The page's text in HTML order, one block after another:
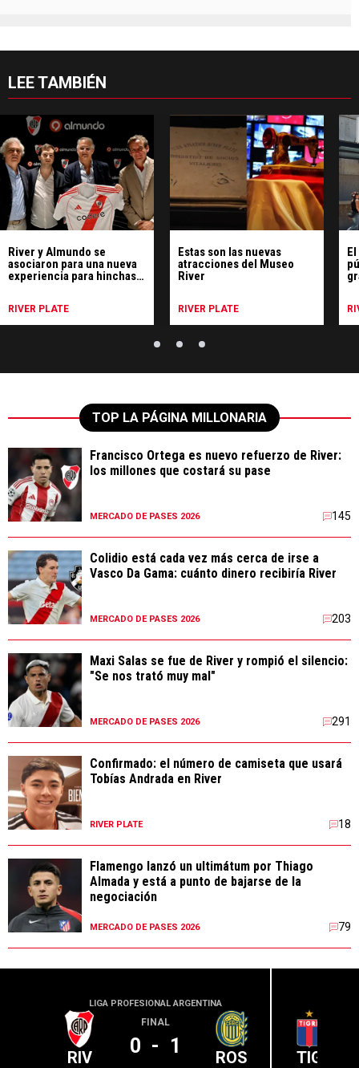
LEE TAMBIÉN
River y Almundo se
asociaron para una nueva
experiencia para hinchas y
RIVER PLATE
Estas son las nuevas
atracciones del Museo
River
RIVER PLATE
TOP LA PÁGINA MILLONARIA
Francisco Ortega es nuevo refuerzo de River:
los millones que costará su pase
MERCADO DE PASES 2026 145
Colidio está cada vez más cerca de irse a
Vasco Da Gama: cuánto dinero recibiría River
MERCADO DE PASES 2026 203
Maxi Salas se fue de River y rompió el silencio:
"Se nos trató muy mal"
MERCADO DE PASES 2026 291
Confirmado: el número de camiseta que usará
Tobías Andrada en River
RIVER PLATE 18
Flamengo lanzó un ultimátum por Thiago
Almada y está a punto de bajarse de la
negociación
MERCADO DE PASES 2026 79
LIGA PROFESIONAL ARGENTINA
RIV
FINAL
0 - 1 ROS TIG